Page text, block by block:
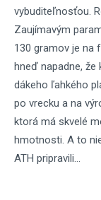
Hmotnosť:
Kábel:
Konektor:
vybuditeľnosťou.
Zaujímavým
130 gramov je na
hneď napadne, že
dákeho ľahkého
po vrecku a na
ktorá má skvelé
hmotnosti. A to
ATH pripravili...